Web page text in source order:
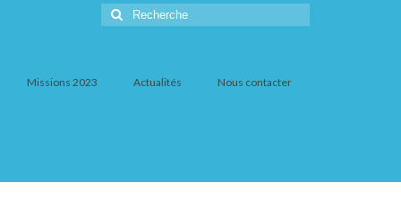
Rechercher
:
Missions 2023 Actualités Nous contacter